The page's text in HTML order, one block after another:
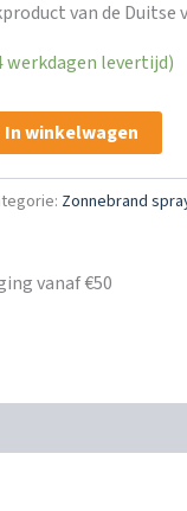
van de Duitse
werkdagen levertijd)
In winkelwagen
Zonnebrand
vanaf €50